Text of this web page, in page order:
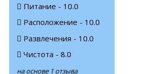
Питание - 10.0
Расположение - 10.0
Развлечения - 10.0
Чистота - 8.0
на основе 1 отзыва